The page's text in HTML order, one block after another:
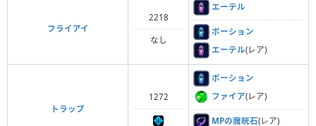
フライアイ
2218
なし
エーテル
ポーション
エーテル(レア)
トラップ
1272
ポーション
ファイア(レア)
MPの魔晄石(レア)